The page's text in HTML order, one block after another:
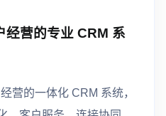
经营的专业 CRM 系
营的一体化 CRM 系统，